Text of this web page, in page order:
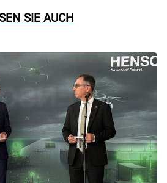
SIE AUCH